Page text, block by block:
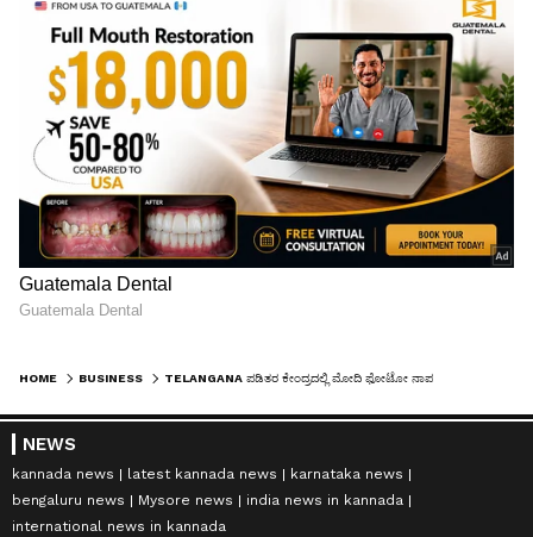
HOME BUSINESS
NEWS
kannada news latest kannada news
karnataka news
bengaluru news
Mysore news
india news in kannada
international news in kannada